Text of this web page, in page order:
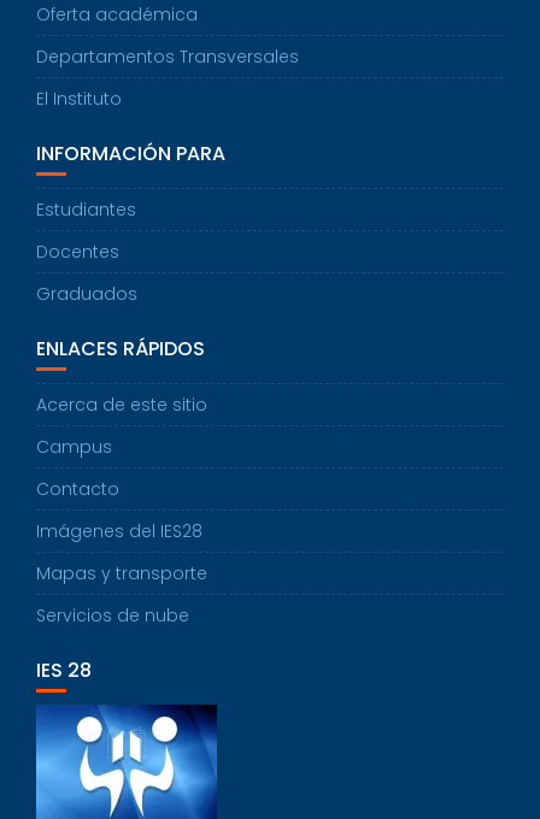
Oferta académica
Departamentos Transversales
El Instituto
INFORMACIÓN PARA
Estudiantes
Docentes
Graduados
ENLACES RÁPIDOS
Acerca de este sitio
Campus
Contacto
Imágenes del IES28
Mapas y transporte
Servicios de nube
IES 28